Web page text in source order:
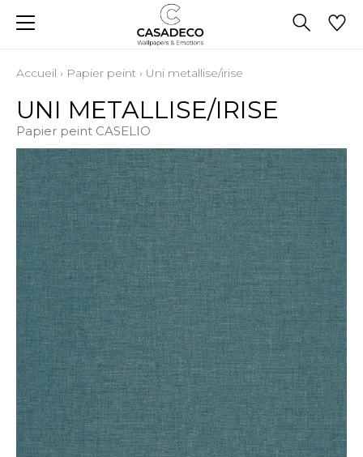
Accueil › Papier peint › Uni metallise/irise
UNI METALLISE/IRISE
Papier peint CASELIO